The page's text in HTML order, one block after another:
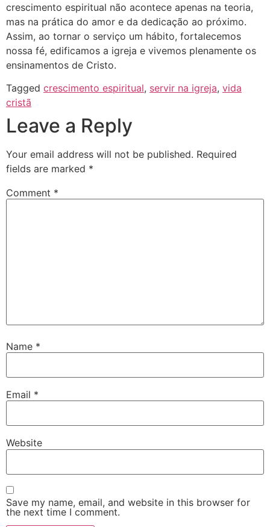
crescimento espiritual não acontece apenas na teoria,
mas na prática do amor e da dedicação ao próximo.
Assim, ao tornar o serviço um hábito, fortalecemos
nossa fé, edificamos a igreja e vivemos plenamente os
ensinamentos de Cristo.
Tagged crescimento espiritual, servir na igreja, vida
cristã
Leave a Reply
Your email address will not be published. Required
fields are marked *
Comment *
Name *
Email *
Website
Save my name, email, and website in this browser for
the next time I comment.